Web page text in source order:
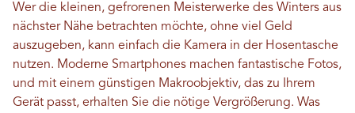
Wer die kleinen, gefrorenen Meisterwerke des Winters aus
nächster Nähe betrachten möchte, ohne viel Geld
auszugeben, kann einfach die Kamera in der Hosentasche
nutzen. Moderne Smartphones machen fantastische Fotos,
und mit einem günstigen Makroobjektiv, das zu Ihrem
Gerät passt, erhalten Sie die nötige Vergrößerung. Was